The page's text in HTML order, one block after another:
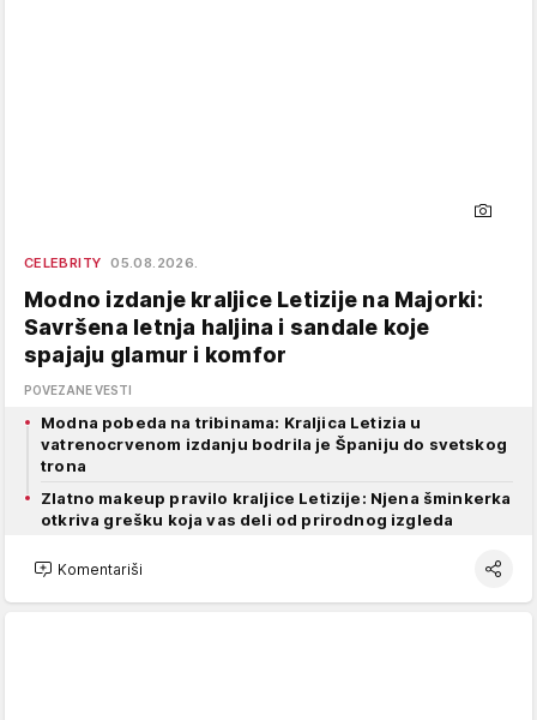
CELEBRITY 05.08.2026.
Modno izdanje kraljice Letizije na Majorki:
Savršena letnja haljina i sandale koje
spajaju glamur i komfor
POVEZANE VESTI
Modna pobeda na tribinama: Kraljica Letizia u
vatrenocrvenom izdanju bodrila je Španiju do svetskog
trona
Zlatno makeup pravilo kraljice Letizije: Njena šminkerka
otkriva grešku koja vas deli od prirodnog izgleda
Komentariši